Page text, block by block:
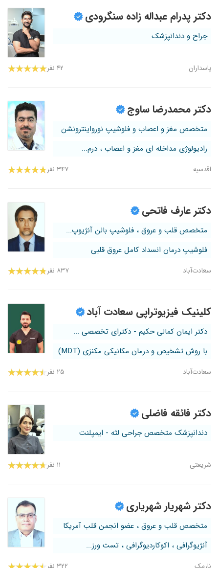
دکتر پدرام عبداله زاده سنگرودی
جراح و دندانپزشک
پاسداران ۴۲ نفر
دکتر محمدرضا ساوج
متخصص مغز و اعصاب و فلوشیپ نورواینترونشن
رادیولوژی مداخله ای مغز و اعصاب ، درم...
اقدسیه ۳۴۷ نفر
دکتر عارف فاتحی
متخصص قلب و عروق ، فلوشیپ بالن آنژیوپ...
فلوشیپ درمان انسداد کامل عروق قلبی
سعادت‌آباد ۸۳۷ نفر
کلینیک فیزیوتراپی سعادت آباد
دکتر ایمان کمالی حکیم - دکترای تخصصی ...
با روش تشخیص و درمان مکانیکی مکنزی (MDT)
سعادت‌آباد ۲۵ نفر
دکتر فائقه فاضلی
دندانپزشک متخصص جراحی لثه - ایمپلنت
شریعتی ۱۱ نفر
دکتر شهریار شهریاری
متخصص قلب و عروق ، عضو انجمن قلب آمریکا
آنژیوگرافی ، اکوکاردیوگرافی ، تست ورز...